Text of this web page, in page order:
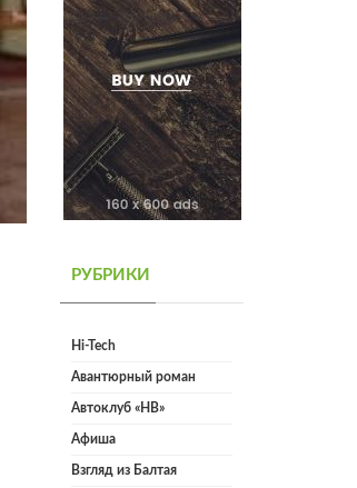
РУБРИКИ
Hi-Tech
Авантюрный роман
Автоклуб «НВ»
Афиша
Взгляд из Балтая